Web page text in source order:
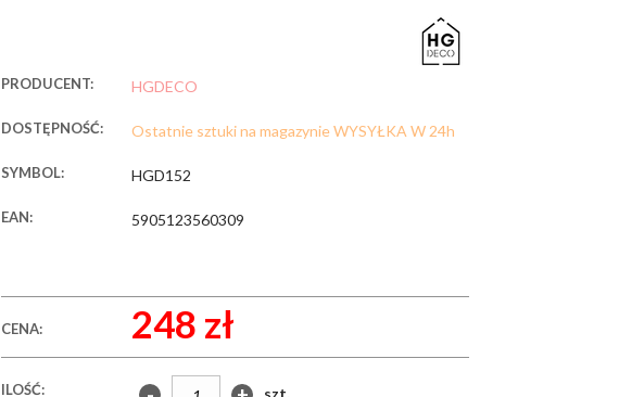
PRODUCENT: HGDECO
DOSTĘPNOŚĆ: Ostatnie sztuki na magazynie WYSYŁKA W 24h
SYMBOL: HGD152
EAN: 5905123560309
CENA: 248 zł
ILOŚĆ: szt.